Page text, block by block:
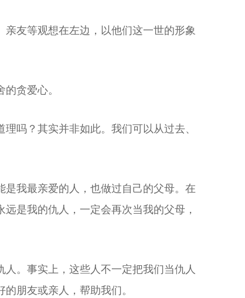
友等观想在左边，以他们这一世的形象
贪爱心。
吗？其实并非如此。我们可以从过去、
我最亲爱的人，也做过自己的父母。在
是我的仇人，一定会再次当我的父母，
。事实上，这些人不一定把我们当仇人
朋友或亲人，帮助我们。